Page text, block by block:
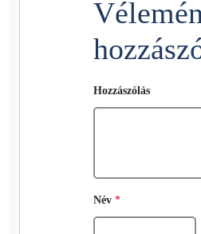
Hozzászólás
Név *